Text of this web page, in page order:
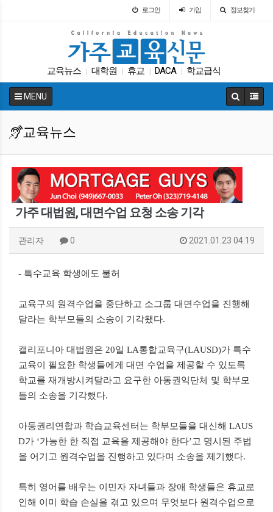
로그인 가입 정보찾기
교육뉴스 대학원 휴교 DACA 학교급식
| LA교육구 특별활동 원서 에세이 ACT
MENU
교육뉴스
가주 대법원, 대면수업 요청 소송 기각
관리자 0 2021.01.23 04:19
- 특수교육 학생에도 불허
교육구의 원격수업을 중단하고 소그룹 대면수업을 진행해
달라는 학부모들의 소송이 기각됐다.
캘리포니아 대법원은 20일 LA통합교육구(LAUSD)가 특수
교육이 필요한 학생들에게 대면 수업을 제공할 수 있도록
학교를 재개방시켜달라고 요구한 아동권익단체 및 학부모
들의 소송을 기각했다.
아동권리연합과 학습교육센터는 학부모들을 대신해 LAUS
D가 ‘가능한 한 직접 교육을 제공해야 한다’고 명시된 주법
을 어기고 원격수업을 진행하고 있다며 소송을 제기했다.
특히 영어를 배우는 이민자 자녀들과 장애 학생들은 휴교로
인해 이미 학습 손실을 겪고 있으며 무엇보다 원격수업으로